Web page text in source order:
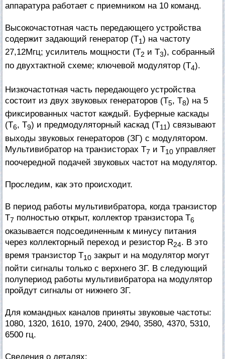
аппаратура работает с приемником на 10 команд.
Высокочастотная часть передающего устройства
содержит задающий генератор (Т1) на частоту
27,12Мгц; усилитель мощности (Т2 и Т3), собранный
по двухтактной схеме; ключевой модулятор (Т4).
Низкочастотная часть передающего устройства
состоит из двух звуковых генераторов (Т5, Т8) на 5
фиксированных частот каждый. Буферные каскады
(Т6, Т9) и предмодуляторный каскад (Т11) связывают
выходы звуковых генераторов (ЗГ) с модулятором.
Мультивибратор на транзисторах Т7 и Т10 управляет
поочередной подачей звуковых частот на модулятор.
Проследим, как это происходит.
В период работы мультивибратора, когда транзистор
Т7 полностью открыт, коллектор транзистора Т6
оказывается подсоединенным к минусу питания
через коллекторный переход и резистор R24. В это
время транзистор Т10 закрыт и на модулятор могут
пойти сигналы только с верхнего ЗГ. В следующий
полупериод работы мультивибратора на модулятор
пройдут сигналы от нижнего ЗГ.
Для командных каналов приняты звуковые частоты:
1080, 1320, 1610, 1970, 2400, 2940, 3580, 4370, 5310,
6500 гц.
Сведения о деталях: